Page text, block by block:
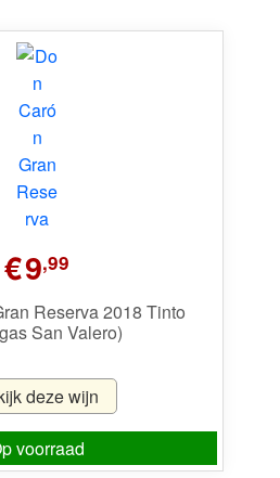
€9,99
Reserva 2018 Tinto
San Valero)
deze wijn
voorraad